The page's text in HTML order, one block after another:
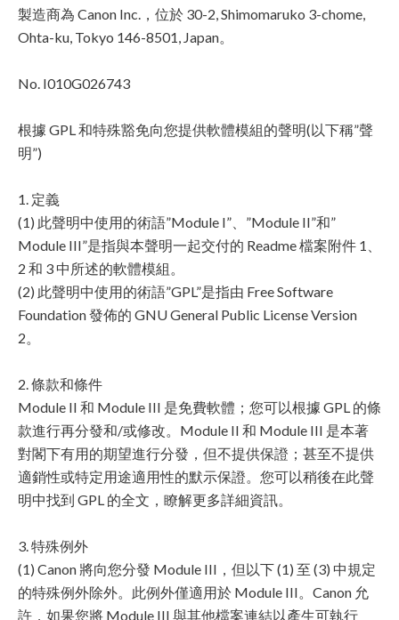
製造商為 Canon Inc.，位於 30-2, Shimomaruko 3-chome,
Ohta-ku, Tokyo 146-8501, Japan。
No. I010G026743
根據 GPL 和特殊豁免向您提供軟體模組的聲明(以下稱”聲
明”)
1. 定義
(1) 此聲明中使用的術語”Module I”、”Module II”和”
Module III”是指與本聲明一起交付的 Readme 檔案附件 1、
2 和 3 中所述的軟體模組。
(2) 此聲明中使用的術語”GPL”是指由 Free Software
Foundation 發佈的 GNU General Public License Version
2。
2. 條款和條件
Module II 和 Module III 是免費軟體；您可以根據 GPL 的條
款進行再分發和/或修改。Module II 和 Module III 是本著
對閣下有用的期望進行分發，但不提供保證；甚至不提供
適銷性或特定用途適用性的默示保證。您可以稍後在此聲
明中找到 GPL 的全文，瞭解更多詳細資訊。
3. 特殊例外
(1) Canon 將向您分發 Module III，但以下 (1) 至 (3) 中規定
的特殊例外除外。此例外僅適用於 Module III。Canon 允
許，如果您將 Module III 與其他檔案連結以產生可執行